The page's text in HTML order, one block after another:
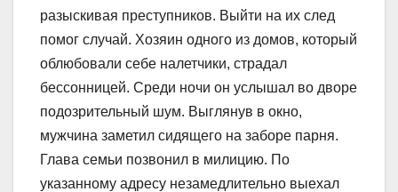
разыскивая преступников. Выйти на их след
помог случай. Хозяин одного из домов, который
облюбовали себе налетчики, страдал
бессонницей. Среди ночи он услышал во дворе
подозрительный шум. Выглянув в окно,
мужчина заметил сидящего на заборе парня.
Глава семьи позвонил в милицию. По
указанному адресу незамедлительно выехал